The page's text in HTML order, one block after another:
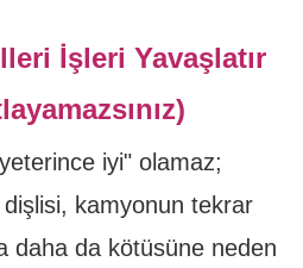
İşleri Yavaşlatır
iyi" olamaz;
dişlisi, kamyonun tekrar
daha da kötüsüne neden